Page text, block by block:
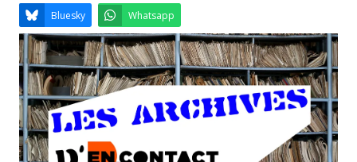
Email Facebook LinkedIn
Bluesky Whatsapp